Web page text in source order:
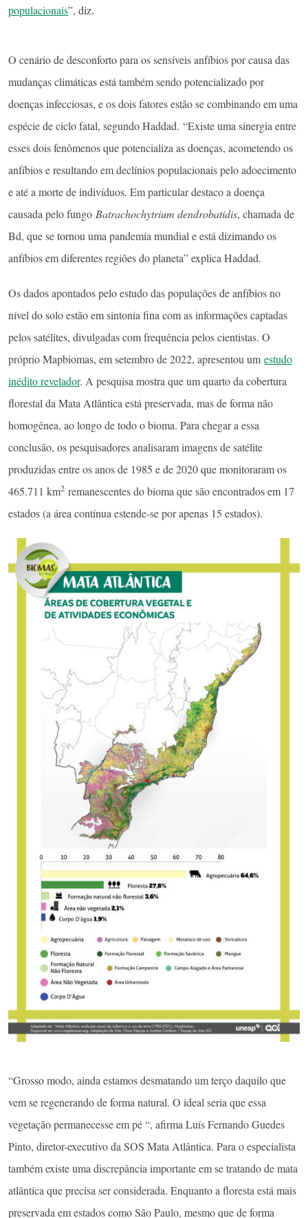
populacionais”, diz.
O cenário de desconforto para os sensíveis anfíbios por causa das
mudanças climáticas está também sendo potencializado por
doenças infecciosas, e os dois fatores estão se combinando em uma
espécie de ciclo fatal, segundo Haddad. “Existe uma sinergia entre
esses dois fenômenos que potencializa as doenças, acometendo os
anfíbios e resultando em declínios populacionais pelo adoecimento
e até a morte de indivíduos. Em particular destaco a doença
causada pelo fungo Batrachochytrium dendrobatidis, chamada de
Bd, que se tornou uma pandemia mundial e está dizimando os
anfíbios em diferentes regiões do planeta” explica Haddad.
Os dados apontados pelo estudo das populações de anfíbios no
nível do solo estão em sintonia fina com as informações captadas
pelos satélites, divulgadas com frequência pelos cientistas. O
próprio Mapbiomas, em setembro de 2022, apresentou um estudo
inédito revelador. A pesquisa mostra que um quarto da cobertura
florestal da Mata Atlântica está preservada, mas de forma não
homogênea, ao longo de todo o bioma. Para chegar a essa
conclusão, os pesquisadores analisaram imagens de satélite
produzidas entre os anos de 1985 e de 2020 que monitoraram os
465.711 km2 remanescentes do bioma que são encontrados em 17
estados (a área contínua estende-se por apenas 15 estados).
“Grosso modo, ainda estamos desmatando um terço daquilo que
vem se regenerando de forma natural. O ideal seria que essa
vegetação permanecesse em pé “, afirma Luís Fernando Guedes
Pinto, diretor-executivo da SOS Mata Atlântica. Para o especialista
também existe uma discrepância importante em se tratando de mata
atlântica que precisa ser considerada. Enquanto a floresta está mais
preservada em estados como São Paulo, mesmo que de forma